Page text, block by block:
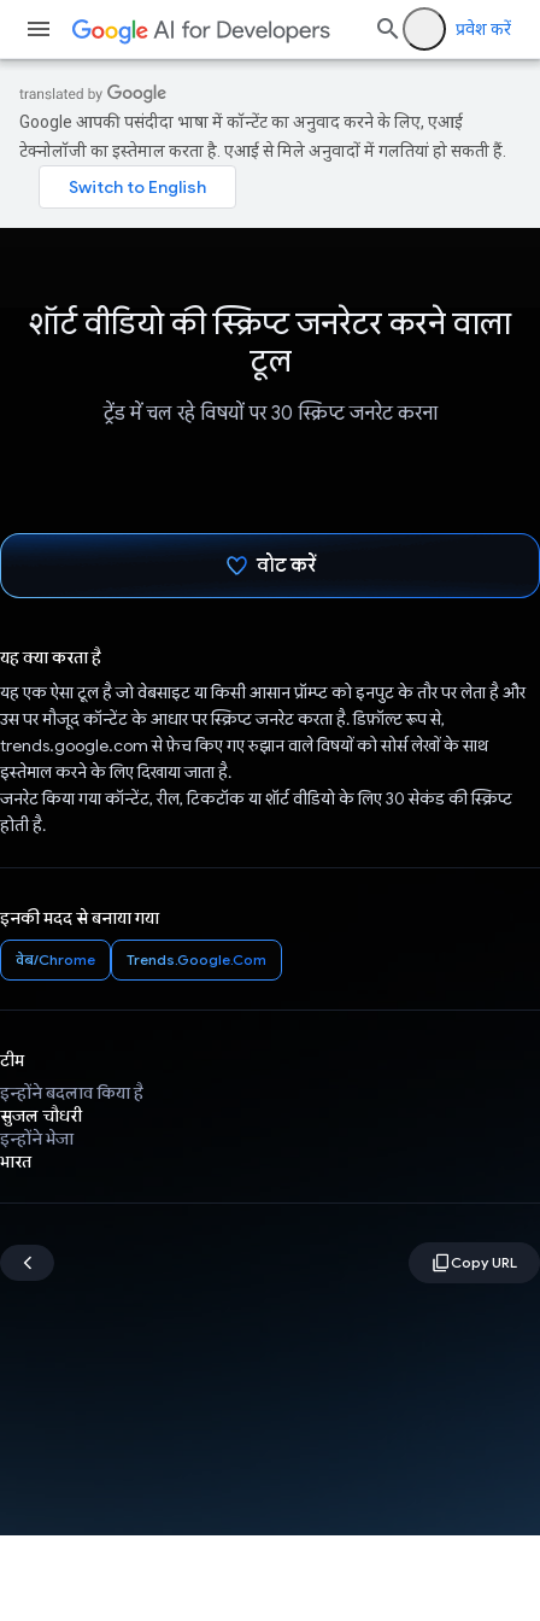
प्रवेश करें
Google आपकी पसंदीदा भाषा में कॉन्टेंट का अनुवाद करने के लिए, एआई
टेक्नोलॉजी का इस्तेमाल करता है. एआई से मिले अनुवादों में गलतियां हो सकती हैं.
शॉर्ट वीडियो की स्क्रिप्ट जनरेटर करने वाला
टूल
ट्रेंड में चल रहे विषयों पर 30 स्क्रिप्ट जनरेट करना
वोट करें
यह क्या करता है
यह एक ऐसा टूल है जो वेबसाइट या किसी आसान प्रॉम्प्ट को इनपुट के तौर पर लेता है और
उस पर मौजूद कॉन्टेंट के आधार पर स्क्रिप्ट जनरेट करता है. डिफ़ॉल्ट रूप से,
trends.google.com से फ़ेच किए गए रुझान वाले विषयों को सोर्स लेखों के साथ
इस्तेमाल करने के लिए दिखाया जाता है.
जनरेट किया गया कॉन्टेंट, रील, टिकटॉक या शॉर्ट वीडियो के लिए 30 सेकंड की स्क्रिप्ट
होती है.
इनकी मदद से बनाया गया
वेब/Chrome Trends.Google.Com
टीम
इन्होंने बदलाव किया है
सुजल चौधरी
इन्होंने भेजा
भारत